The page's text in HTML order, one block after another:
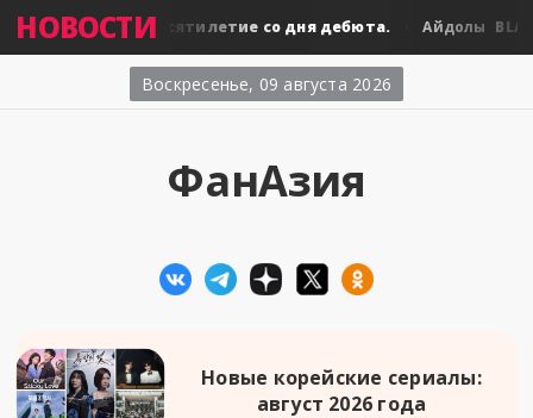
НОВОСТИ
BLACKPINK: десятилетие со дня дебюта. Айдолы
Воскресенье, 09 августа 2026
ФанАзия
Новые корейские сериалы:
август 2026 года